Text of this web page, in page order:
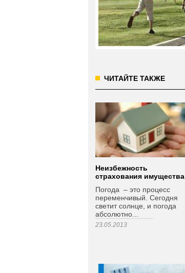
ЧИТАЙТЕ ТАКЖЕ
Неизбежность
страхования имущества
Погода – это процесс
переменчивый. Сегодня
светит солнце, и погода
абсолютно...
23.05.2013